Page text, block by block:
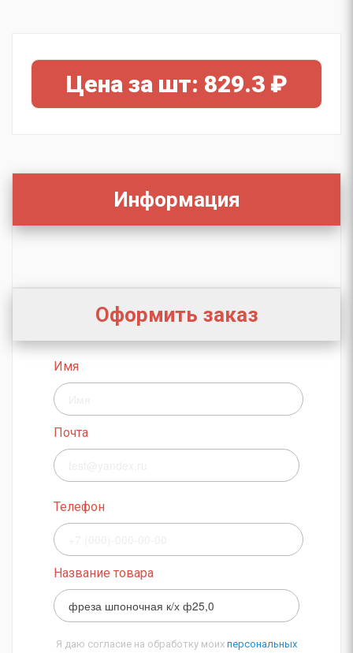
Цена за шт: 829.3 ₽
Информация
Оформить заказ
Имя
Почта
Телефон
Название товара
Я даю согласие на обработку моих персональных